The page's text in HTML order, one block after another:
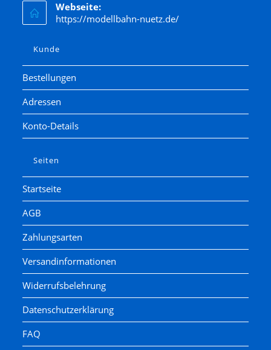
Webseite:
https://modellbahn-nuetz.de/
Kunde
Bestellungen
Adressen
Konto-Details
Seiten
Startseite
AGB
Zahlungsarten
Versandinformationen
Widerrufsbelehrung
Datenschutzerklärung
FAQ